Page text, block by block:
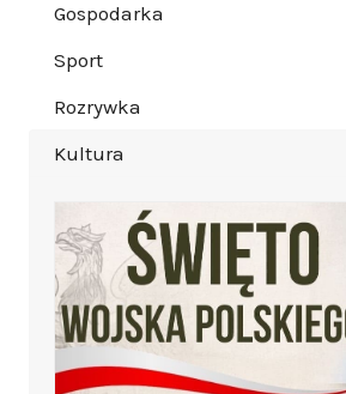
Gospodarka
Sport
Rozrywka
Kultura